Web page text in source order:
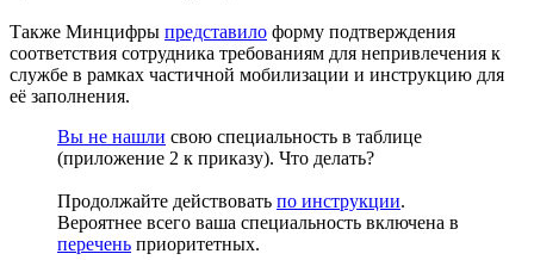
Также Минцифры представило форму подтверждения
соответствия сотрудника требованиям для непривлечения к
службе в рамках частичной мобилизации и инструкцию для
её заполнения.
Вы не нашли свою специальность в таблице
(приложение 2 к приказу). Что делать?
Продолжайте действовать по инструкции.
Вероятнее всего ваша специальность включена в
перечень приоритетных.